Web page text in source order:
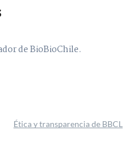
de BioBioChile.
Ética y transparencia de BBCL